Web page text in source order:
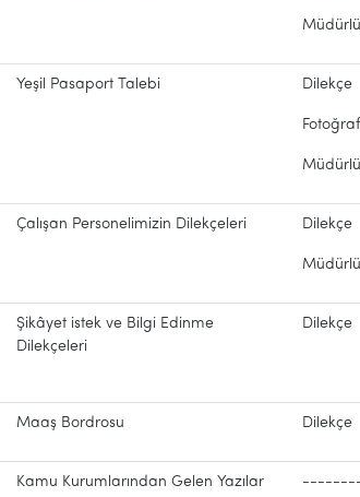
Yeşil Pasaport Talebi Dilekçe
Fotoğraf
Çalışan Personelimizin Dilekçeleri Dilekçe
Şikâyet istek ve Bilgi Edinme
Dilekçeleri
Dilekçe
Maaş Bordrosu Dilekçe
Kamu Kurumlarından Gelen Yazılar